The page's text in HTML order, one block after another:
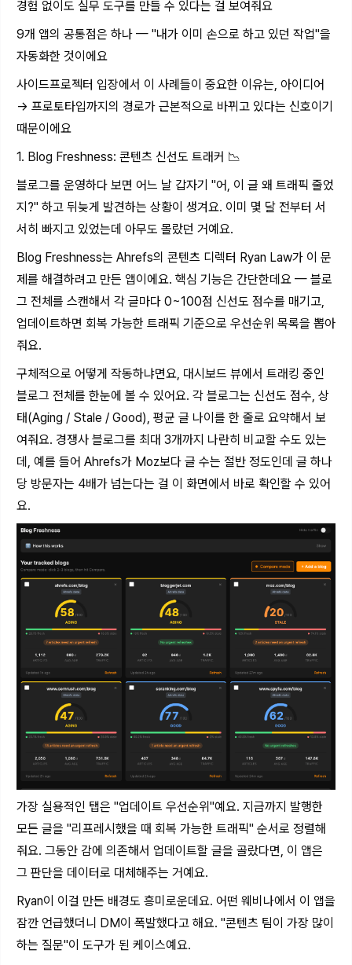
경험 없이도 실무 도구를 만들 수 있다는 걸 보여줘요
9개 앱의 공통점은 하나 — "내가 이미 손으로 하고 있던 작업"을
자동화한 것이에요
사이드프로젝터 입장에서 이 사례들이 중요한 이유는, 아이디어
→ 프로토타입까지의 경로가 근본적으로 바뀌고 있다는 신호이기
때문이에요
1. Blog Freshness: 콘텐츠 신선도 트래커 📉
블로그를 운영하다 보면 어느 날 갑자기 "어, 이 글 왜 트래픽 줄었
지?" 하고 뒤늦게 발견하는 상황이 생겨요. 이미 몇 달 전부터 서
서히 빠지고 있었는데 아무도 몰랐던 거예요.
Blog Freshness는 Ahrefs의 콘텐츠 디렉터 Ryan Law가 이 문
제를 해결하려고 만든 앱이에요. 핵심 기능은 간단한데요 — 블로
그 전체를 스캔해서 각 글마다 0~100점 신선도 점수를 매기고,
업데이트하면 회복 가능한 트래픽 기준으로 우선순위 목록을 뽑아
줘요.
구체적으로 어떻게 작동하냐면요, 대시보드 뷰에서 트래킹 중인
블로그 전체를 한눈에 볼 수 있어요. 각 블로그는 신선도 점수, 상
태(Aging / Stale / Good), 평균 글 나이를 한 줄로 요약해서 보
여줘요. 경쟁사 블로그를 최대 3개까지 나란히 비교할 수도 있는
데, 예를 들어 Ahrefs가 Moz보다 글 수는 절반 정도인데 글 하나
당 방문자는 4배가 넘는다는 걸 이 화면에서 바로 확인할 수 있어
요.
가장 실용적인 탭은 "업데이트 우선순위"예요. 지금까지 발행한
모든 글을 "리프레시했을 때 회복 가능한 트래픽" 순서로 정렬해
줘요. 그동안 감에 의존해서 업데이트할 글을 골랐다면, 이 앱은
그 판단을 데이터로 대체해주는 거예요.
Ryan이 이걸 만든 배경도 흥미로운데요. 어떤 웨비나에서 이 앱을
잠깐 언급했더니 DM이 폭발했다고 해요. "콘텐츠 팀이 가장 많이
하는 질문"이 도구가 된 케이스예요.